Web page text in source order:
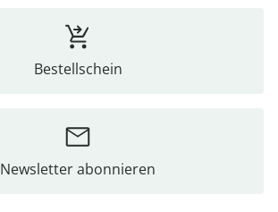
Bestellschein
Newsletter abonnieren